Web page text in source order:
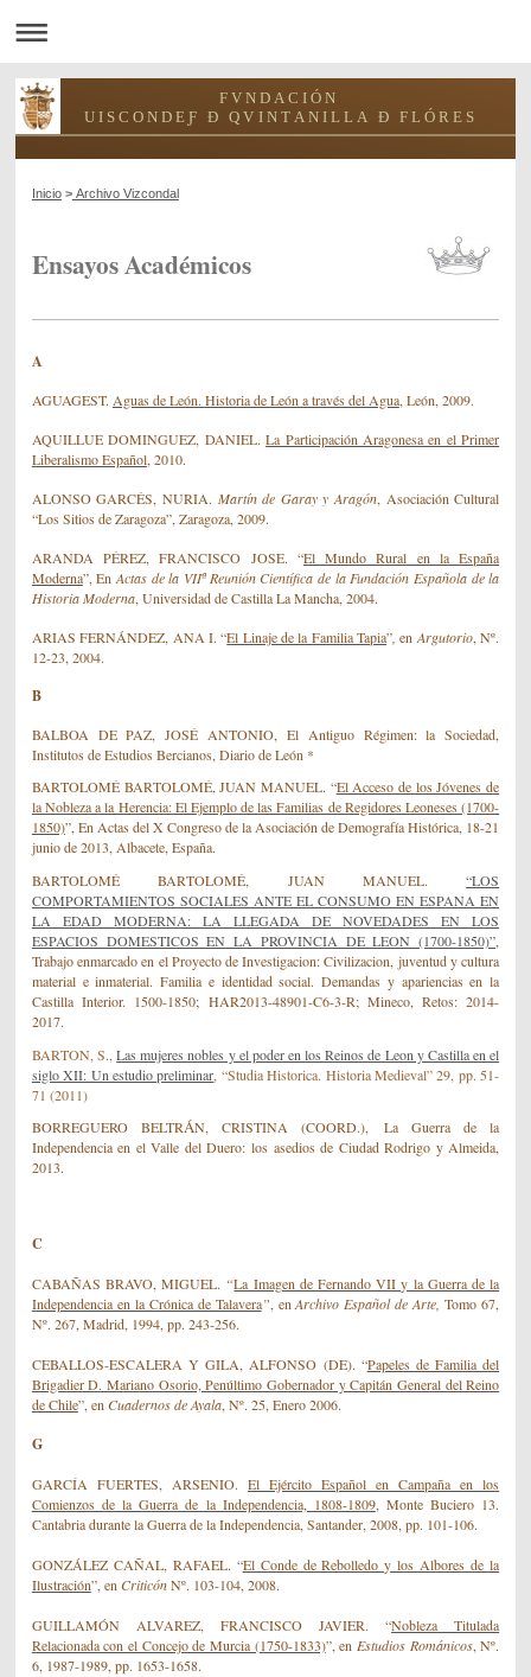
F V N D A C I Ó N
U I S C O N D E Ƒ Ð Q V I N T A N I L L A Ð F L Ó R E S
Inicio>Archivo Vizcondal
Ensayos Académicos
A
AGUAGEST. Aguas de León. Historia de León a través del Agua, León, 2009.
AQUILLUE DOMINGUEZ, DANIEL. La Participación Aragonesa en el Primer
Liberalismo Español, 2010.
ALONSO GARCÉS, NURIA. Martín de Garay y Aragón, Asociación Cultural
“Los Sitios de Zaragoza”, Zaragoza, 2009.
ARANDA PÉREZ, FRANCISCO JOSE. “El Mundo Rural en la España
Moderna”, En Actas de la VIIª Reunión Científica de la Fundación Española de la
Historia Moderna, Universidad de Castilla La Mancha, 2004.
ARIAS FERNÁNDEZ, ANA I. “El Linaje de la Familia Tapia” en Argutorio, Nº.
12-23, 2004.
B
BALBOA DE PAZ, JOSÉ ANTONIO, El Antiguo Régimen: la Sociedad,
Institutos de Estudios Bercianos, Diario de León *
BARTOLOMÉ BARTOLOMÉ, JUAN MANUEL. “El Acceso de los Jóvenes de
la Nobleza a la Herencia: El Ejemplo de las Familias de Regidores Leoneses (1700-
1850)”, En Actas del X Congreso de la Asociación de Demografía Histórica, 18-21
junio de 2013, Albacete, España.
BARTOLOMÉ BARTOLOMÉ, JUAN MANUEL.“LOS
COMPORTAMIENTOS SOCIALES ANTE EL CONSUMO EN ESPANA EN
LA EDAD MODERNA: LA LLEGADA DE NOVEDADES EN LOS
ESPACIOS DOMESTICOS EN LA PROVINCIA DE LEON (1700-1850)”,
Trabajo enmarcado en el Proyecto de Investigacion: Civilizacion, juventud y cultura
material e inmaterial. Familia e identidad social. Demandas y apariencias en la
Castilla Interior. 1500-1850; HAR2013-48901-C6-3-R; Mineco, Retos: 2014-
2017.
BARTON, S.,Las mujeres nobles y el poder en los Reinos de Leon y Castilla en el
siglo XII: Un estudio preliminar, “Studia Historica. Historia Medieval” 29, pp. 51-
71 (2011)
BORREGUERO BELTRÁN, CRISTINA (COORD.), La Guerra de la
Independencia en el Valle del Duero: los asedios de Ciudad Rodrigo y Almeida,
2013.
C
CABAÑAS BRAVO, MIGUEL. “La Imagen de Fernando VII y la Guerra de la
Independencia en la Crónica de Talavera”, enArchivo Español de Arte, Tomo 67,
Nº. 267, Madrid, 1994, pp. 243-256.
CEBALLOS-ESCALERA Y GILA, ALFONSO (DE). “Papeles de Familia del
Brigadier D. Mariano Osorio, Penúltimo Gobernador y Capitán General del Reino
de Chile”, en Cuadernos de Ayala, Nº. 25, Enero 2006.
G
GARCÍA FUERTES, ARSENIO. El Ejército Español en Campaña en los
Comienzos de la Guerra de la Independencia, 1808-1809, Monte Buciero 13.
Cantabria durante la Guerra de la Independencia, Santander, 2008, pp. 101-106.
GONZÁLEZ CAÑAL, RAFAEL. “El Conde de Rebolledo y los Albores de la
Ilustración”, en CriticónNº. 103-104, 2008.
GUILLAMÓN ALVAREZ, FRANCISCO JAVIER. “Nobleza Titulada
Relacionada con el Concejo de Murcia (1750-1833)”, en Estudios Románicos, Nº.
6, 1987-1989, pp. 1653-1658.